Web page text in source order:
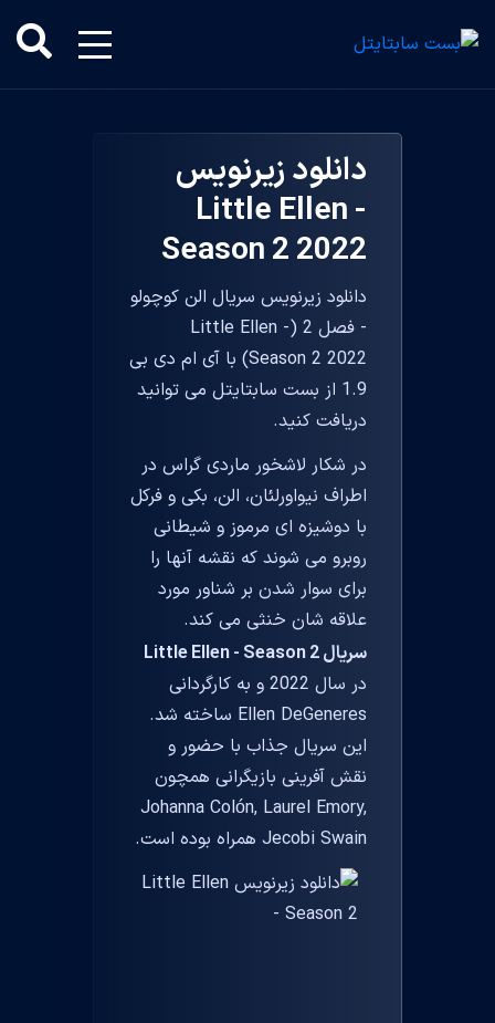
دانلود زیرنویس
Little Ellen -
Season 2 2022
دانلود زیرنویس سریال الن کوچولو
- فصل 2 (Little Ellen -
Season 2 2022) با آی ام دی بی
1.9 از بست سابتایتل می توانید
دریافت کنید.
در شکار لاشخور ماردی گراس در
اطراف نیواورلئان، الن، بکی و فرکل
با دوشیزه ای مرموز و شیطانی
روبرو می شوند که نقشه آنها را
برای سوار شدن بر شناور مورد
علاقه شان خنثی می کند.
سریال Little Ellen - Season 2
در سال 2022 و به کارگردانی
Ellen DeGeneres ساخته شد.
این سریال جذاب با حضور و
نقش آفرینی بازیگرانی همچون
Johanna Colón, Laurel Emory,
Jecobi Swain همراه بوده است.